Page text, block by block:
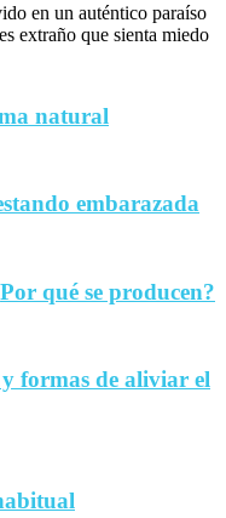
en un auténtico paraíso
extraño que sienta miedo
natural
embarazada
qué se producen?
formas de aliviar el